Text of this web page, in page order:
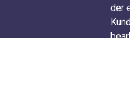
der